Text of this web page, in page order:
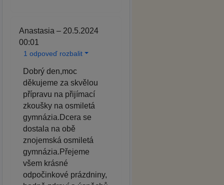
Anastasia – 20.5.2024
00:01
1 odpoveď rozbalit
Dobrý den,moc
děkujeme za skvělou
přípravu na přijímací
zkoušky na osmiletá
gymnázia.Dcera se
dostala na obě
znojemská osmiletá
gymnázia.Přejeme
všem krásné
odpočinkové prázdniny,